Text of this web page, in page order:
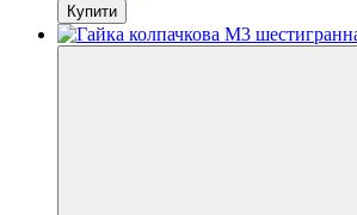
Купити